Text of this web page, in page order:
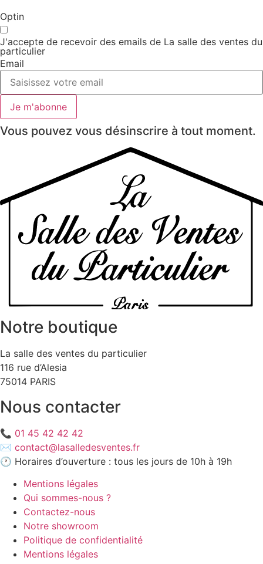
Optin
J'accepte de recevoir des emails de La salle des ventes du
particulier
Email
Je m'abonne
Vous pouvez vous désinscrire à tout moment.
Notre boutique
La salle des ventes du particulier
116 rue d’Alesia
75014 PARIS
Nous contacter
📞 01 45 42 42 42
✉️ contact@lasalledesventes.fr
🕐 Horaires d’ouverture : tous les jours de 10h à 19h
Mentions légales
Qui sommes-nous ?
Contactez-nous
Notre showroom
Politique de confidentialité
Mentions légales